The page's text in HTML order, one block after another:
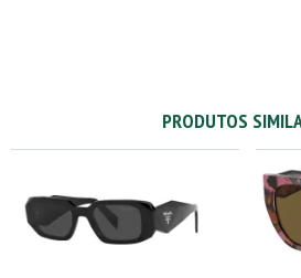
PRODUTOS